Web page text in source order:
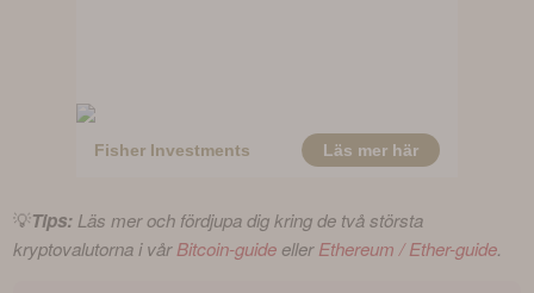
💡Tips: Läs mer och fördjupa dig kring de två största
kryptovalutorna i vår Bitcoin-guide eller Ethereum / Ether-guide.